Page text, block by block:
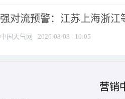
强对流预警：江苏上海浙江
中国天气网 2026-08-08 10:05
营销